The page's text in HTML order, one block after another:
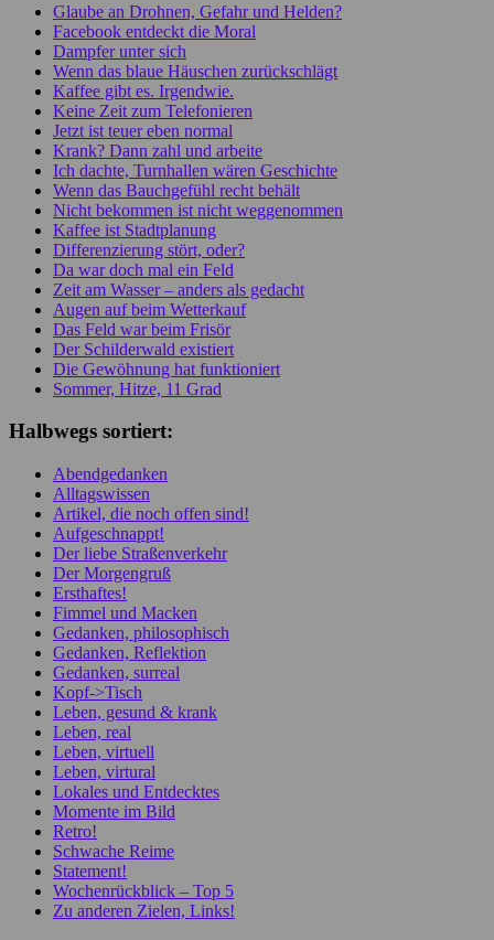
Glaube an Drohnen, Gefahr und Helden?
Facebook entdeckt die Moral
Dampfer unter sich
Wenn das blaue Häuschen zurückschlägt
Kaffee gibt es. Irgendwie.
Keine Zeit zum Telefonieren
Jetzt ist teuer eben normal
Krank? Dann zahl und arbeite
Ich dachte, Turnhallen wären Geschichte
Wenn das Bauchgefühl recht behält
Nicht bekommen ist nicht weggenommen
Kaffee ist Stadtplanung
Differenzierung stört, oder?
Da war doch mal ein Feld
Zeit am Wasser – anders als gedacht
Augen auf beim Wetterkauf
Das Feld war beim Frisör
Der Schilderwald existiert
Die Gewöhnung hat funktioniert
Sommer, Hitze, 11 Grad
Halbwegs sortiert:
Abendgedanken
Alltagswissen
Artikel, die noch offen sind!
Aufgeschnappt!
Der liebe Straßenverkehr
Der Morgengruß
Ersthaftes!
Fimmel und Macken
Gedanken, philosophisch
Gedanken, Reflektion
Gedanken, surreal
Kopf->Tisch
Leben, gesund & krank
Leben, real
Leben, virtuell
Leben, virtural
Lokales und Entdecktes
Momente im Bild
Retro!
Schwache Reime
Statement!
Wochenrückblick – Top 5
Zu anderen Zielen, Links!